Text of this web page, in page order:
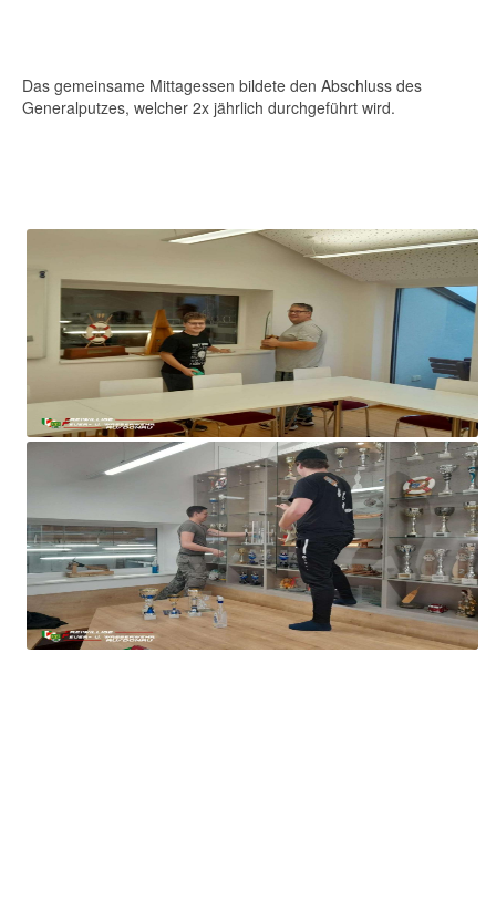
Das gemeinsame Mittagessen bildete den Abschluss des
Generalputzes, welcher 2x jährlich durchgeführt wird.